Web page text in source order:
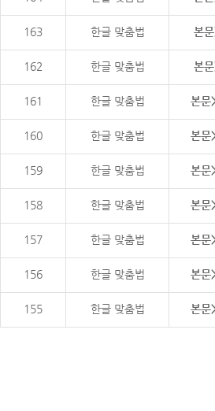
163 한글 맞춤법 본
162 한글 맞춤법 본
161 한글 맞춤법 본문
160 한글 맞춤법 본문
159 한글 맞춤법 본문
158 한글 맞춤법 본문
157 한글 맞춤법 본문
156 한글 맞춤법 본문
155 한글 맞춤법 본문